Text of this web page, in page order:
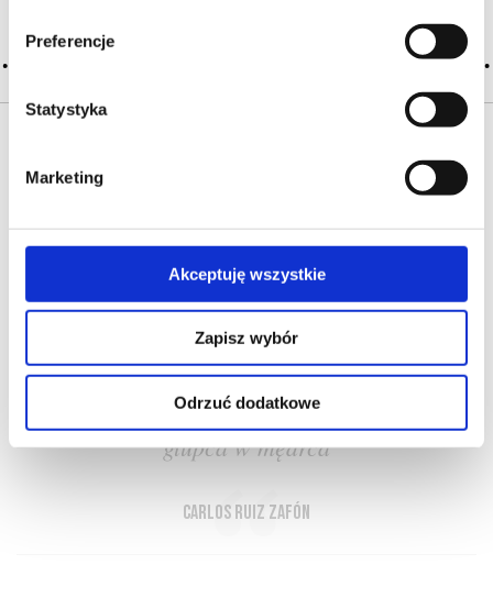
Preferencje
Statystyka
Marketing
Akceptuję wszystkie
Zapisz wybór
Odrzuć dodatkowe
OFERTA ONLINE PRODUCENCI
PRZEWODNIK
SŁOWNIK
Wino przeistacza mędrca w głupca, a
głupca w mędrca
Carlos Ruiz Zafón